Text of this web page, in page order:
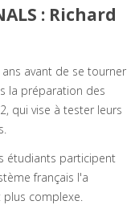
: Richard
avant de se tourner
la préparation des
qui vise à tester leurs
étudiants participent
français l'a
plus complexe.